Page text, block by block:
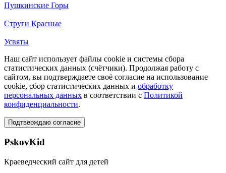
Пушкинские Горы
Струги Красные
Усвяты
Наш сайт использует файлы cookie и системы сбора
статистических данных (счётчики). Продолжая работу с
сайтом, вы подтверждаете своё согласие на использование
cookie, сбор статистических данных и обработку
персональных данных в соответствии с Политикой
конфиденциальности.
Подтверждаю согласие
PskovKid
Краеведческий сайт для детей